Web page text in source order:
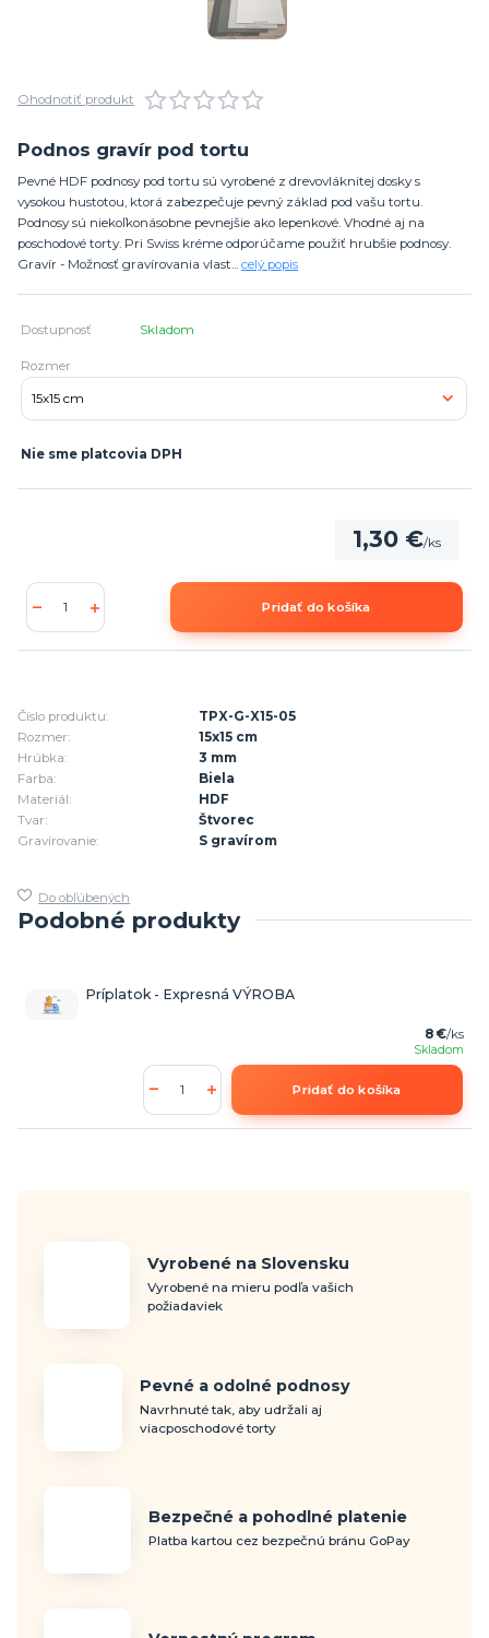
Ohodnotiť produkt
Podnos gravír pod tortu
Pevné HDF podnosy pod tortu sú vyrobené z drevovláknitej dosky s
vysokou hustotou, ktorá zabezpečuje pevný základ pod vašu tortu.
Podnosy sú niekoľkonásobne pevnejšie ako lepenkové. Vhodné aj na
poschodové torty. Pri Swiss kréme odporúčame použiť hrubšie podnosy.
Gravír - Možnosť gravírovania vlast... celý popis
Dostupnosť Skladom
Rozmer
Nie sme platcovia DPH
1,30 €/ks
Pridať do košíka
Číslo produktu:
TPX-G-X15-05
Rozmer:
15x15 cm
Hrúbka:
3 mm
Farba:
Biela
Materiál:
HDF
Tvar:
Štvorec
Gravírovanie:
S gravírom
Do obľúbených
Podobné produkty
Príplatok - Expresná VÝROBA
8 €/ks
Skladom
Pridať do košíka
Vyrobené na Slovensku
Vyrobené na mieru podľa vašich
požiadaviek
Pevné a odolné podnosy
Navrhnuté tak, aby udržali aj
viacposchodové torty
Bezpečné a pohodlné platenie
Platba kartou cez bezpečnú bránu GoPay